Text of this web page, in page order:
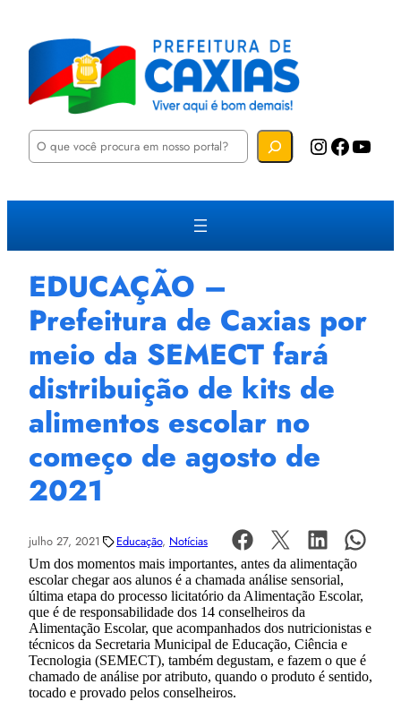
P
u
a
Instagram Facebook YouTube
EDUCAÇÃO –
Prefeitura de Caxias por
meio da SEMECT fará
distribuição de kits de
alimentos escolar no
começo de agosto de
2021
julho 27, 2021 Educação, Notícias
Um dos momentos mais importantes, antes da alimentação
escolar chegar aos alunos é a chamada análise sensorial,
última etapa do processo licitatório da Alimentação Escolar,
que é de responsabilidade dos 14 conselheiros da
Alimentação Escolar, que acompanhados dos nutricionistas e
técnicos da Secretaria Municipal de Educação, Ciência e
Tecnologia (SEMECT), também degustam, e fazem o que é
chamado de análise por atributo, quando o produto é sentido,
tocado e provado pelos conselheiros.